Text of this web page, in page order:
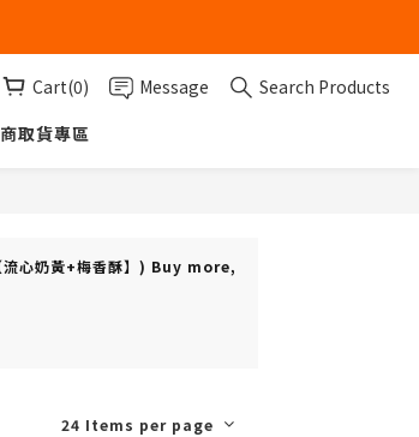
Cart(0) Message
Search Products
取貨專區
奶黃+梅香酥】) Buy more,
24 Items per page